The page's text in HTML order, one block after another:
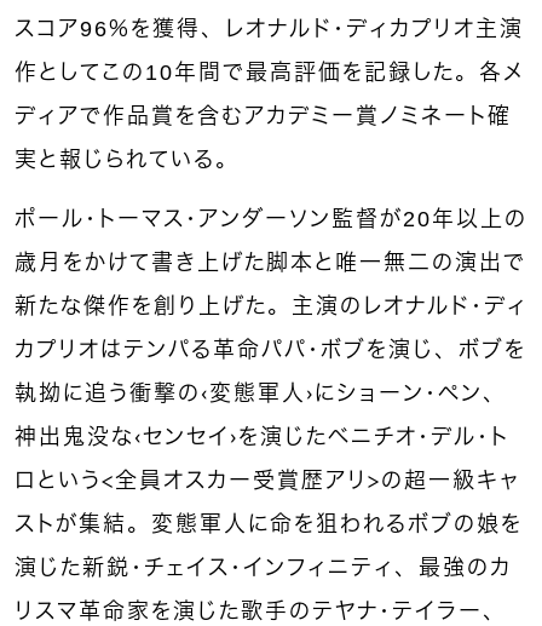
スコア96％を獲得、レオナルド・ディカプリオ主演
作としてこの10年間で最高評価を記録した。各メ
ディアで作品賞を含むアカデミー賞ノミネート確
実と報じられている。
ポール・トーマス・アンダーソン監督が20年以上の
歳月をかけて書き上げた脚本と唯一無二の演出で
新たな傑作を創り上げた。主演のレオナルド・ディ
カプリオはテンパる革命パパ・ボブを演じ、ボブを
執拗に追う衝撃の〈変態軍人〉にショーン・ペン、
神出鬼没な〈センセイ〉を演じたベニチオ・デル・ト
ロという＜全員オスカー受賞歴アリ＞の超一級キャ
ストが集結。変態軍人に命を狙われるボブの娘を
演じた新鋭・チェイス・インフィニティ、最強のカ
リスマ革命家を演じた歌手のテヤナ・テイラー、